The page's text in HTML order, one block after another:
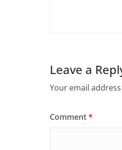
Leave a
Your email
Comment*